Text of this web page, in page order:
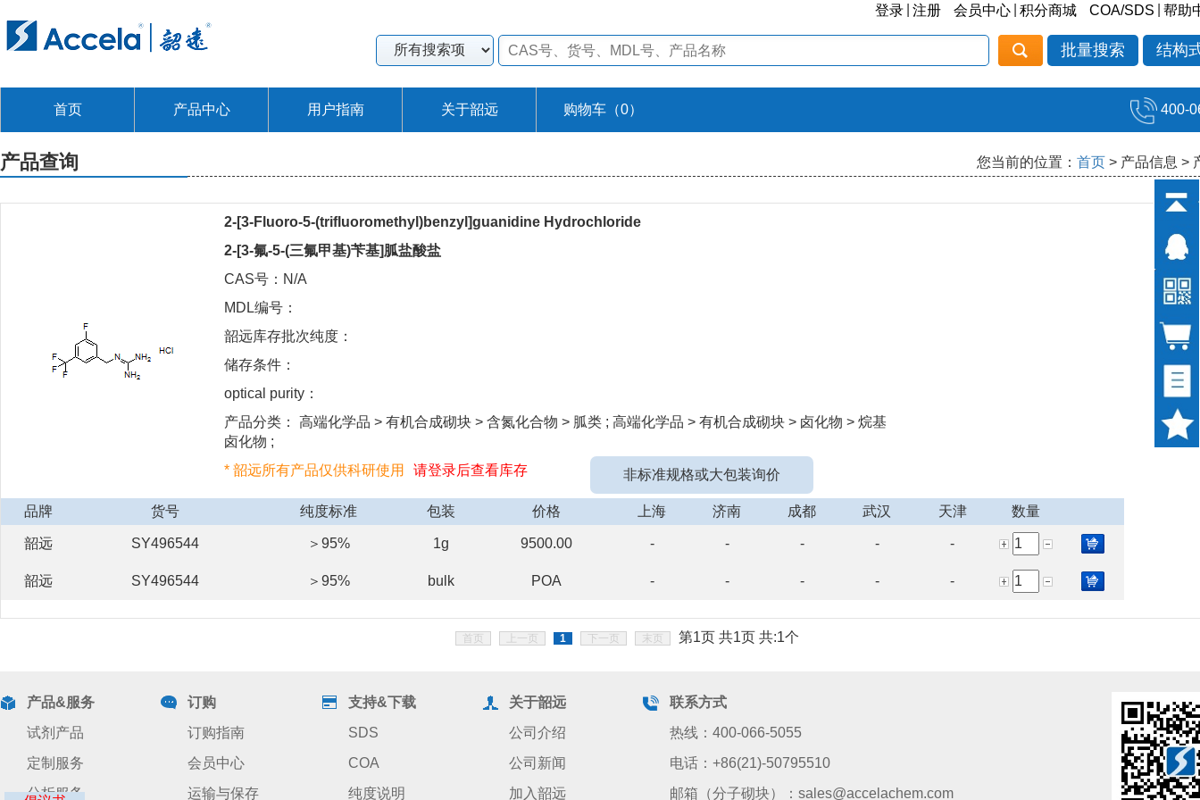
登录 注册 会员中心 积分商城 COA/SDS 帮助
批量搜索 结构
首页 产品中心 用户指南 关于韶远 购物车（0） 400-
产品查询 您当前的位置： 首页 > 产品信息 >
2-[3-Fluoro-5-(trifluoromethyl)benzyl]guanidine Hydrochloride
2-[3-氟-5-(三氟甲基)苄基]胍盐酸盐
CAS号：N/A
MDL编号：
韶远库存批次纯度：
储存条件：
optical purity：
产品分类： 高端化学品 > 有机合成砌块 > 含氮化合物 > 胍类 ; 高端化学品 > 有机合成砌块 > 卤化物 > 烷基
卤化物 ;
* 韶远所有产品仅供科研使用
请登录后查看库存 非标准规格或大包装询价
品牌 货号 纯度标准 包装 价格 上海 济南 成都 武汉 天津 数量
韶远 SY496544 ＞95% 1g 9500.00 - - - - -
韶远 SY496544 ＞95% bulk POA - - - - -
首页 上一页 1 下一页 末页 第1页 共1页 共:1个
产品&服务
试剂产品
定制服务
分析服务
订购
订购指南
会员中心
运输与保存
支持&下载
SDS
COA
纯度说明
关于韶远
公司介绍
公司新闻
加入韶远
联系方式
热线：400-066-5055
电话：+86(21)-50795510
邮箱（分子砌块）：sales@accelachem.com